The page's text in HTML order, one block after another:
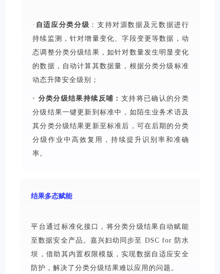
· 自适应分类分级 ：支持对源数据及元数据进行
持续监测，针对增量变化、字段变更等数据，动
态调整分类分级结果，如针对数量发生明显变化
的数据，自动计算其数据量，根据分类分级标准
动态升降安全级别；
· 分类分级结果持续反哺： 支持将已确认的分类
分级结果一键更新到标准中，如陌生业务术语及
其分类分级结果更新至标准后，可在后期的分类
分级作业中高效复用，持续提升识别率和准确
率。
结果多态赋能
平台通过标准化接口，将分类分级结果自动赋能
至数据安全产品。嘉兴妇幼同步至 DSC for 防水
坝，借助其内置权限模版，实现数据自适应安全
防护，解决了分类分级结果难以应用的问题。